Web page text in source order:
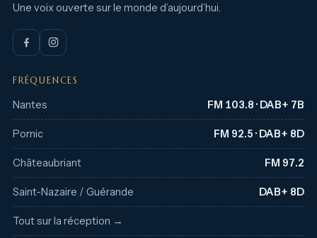
Une voix ouverte sur le monde d’aujourd’hui.
FRÉQUENCES
Nantes FM 103.8 · DAB+ 7B
Pornic FM 92.5 · DAB+ 8D
Châteaubriant FM 97.2
Saint-Nazaire / Guérande DAB+ 8D
Tout sur la réception →